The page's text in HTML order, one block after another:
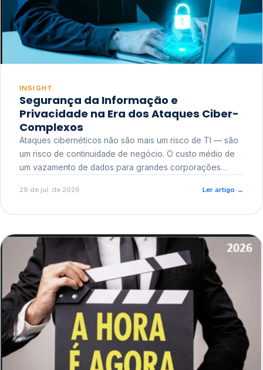
INSIGHT
Segurança da Informação e
Privacidade na Era dos Ataques Ciber-
Complexos
Ataques cibernéticos não são mais um risco de TI — são
um risco de continuidade de negócio. O custo médio de
um vazamento de dados para grandes corporações
reputacional e o risco regulatório junto a órgãos como a
29 de jul. de 2026 Ler artigo →